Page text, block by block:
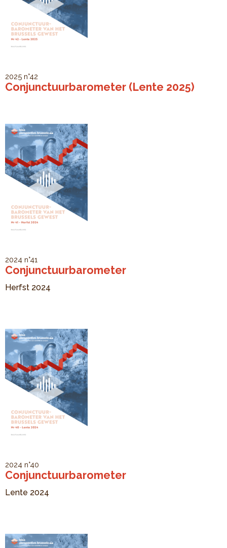
2025 n°42
Conjunctuurbarometer (Lente 2025)
2024 n°41
Conjunctuurbarometer
Herfst 2024
2024 n°40
Conjunctuurbarometer
Lente 2024